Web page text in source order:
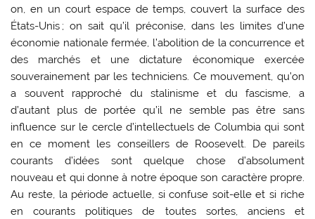
on, en un court espace de temps, couvert la surface des
États-Unis ; on sait qu’il préconise, dans les limites d’une
économie nationale fermée, l’abolition de la concurrence et
des marchés et une dictature économique exercée
souverainement par les techniciens. Ce mouvement, qu’on
a souvent rapproché du stalinisme et du fascisme, a
d’autant plus de portée qu’il ne semble pas être sans
influence sur le cercle d’intellectuels de Columbia qui sont
en ce moment les conseillers de Roosevelt. De pareils
courants d’idées sont quelque chose d’absolument
nouveau et qui donne à notre époque son caractère propre.
Au reste, la période actuelle, si confuse soit-elle et si riche
en courants politiques de toutes sortes, anciens et